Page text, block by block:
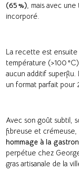
(65 %), mais avec
incorporé.
La recette est
température (>100
aucun additif superflu.
un format parfait pour
Avec son goût subtil,
fibreuse et
hommage à la
perpétue chez
gras artisanale de la